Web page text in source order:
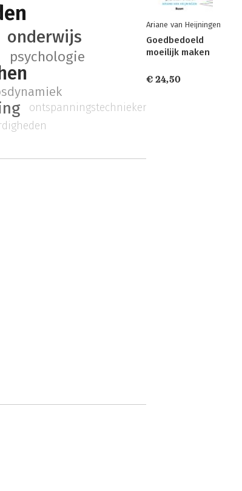
onderwijs
psychologie
ontspanningstechnieken
Ariane van Heijningen
Goedbedoeld
moeilijk maken
€ 24,50